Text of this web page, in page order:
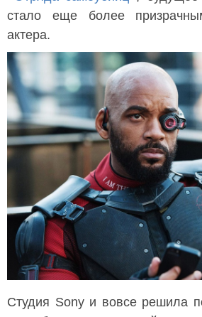
стало еще более
актера.
Студия Sony и вовсе решила